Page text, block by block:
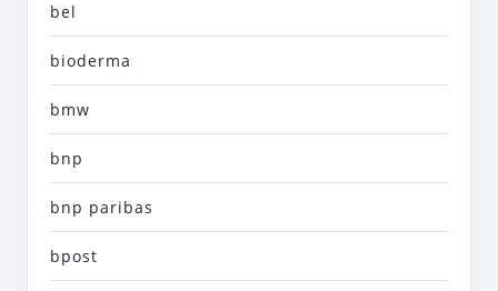
bel
bioderma
bmw
bnp
bnp paribas
bpost